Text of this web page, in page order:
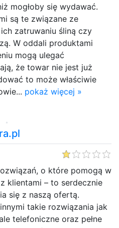
mogłoby się wydawać.
są te związane ze
zatruwaniu śliną czy
W oddali produktami
mogą ulegać
że towar nie jest już
to może właściwie
pokaż więcej »
o które pomogą w
klientami – to serdecznie
się z naszą ofertą.
takie rozwiązania jak
telefoniczne oraz pełne